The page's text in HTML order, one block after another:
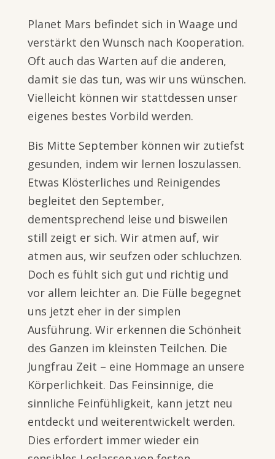
Planet Mars befindet sich in Waage und
verstärkt den Wunsch nach Kooperation.
Oft auch das Warten auf die anderen,
damit sie das tun, was wir uns wünschen.
Vielleicht können wir stattdessen unser
eigenes bestes Vorbild werden.
Bis Mitte September können wir zutiefst
gesunden, indem wir lernen loszulassen.
Etwas Klösterliches und Reinigendes
begleitet den September,
dementsprechend leise und bisweilen
still zeigt er sich. Wir atmen auf, wir
atmen aus, wir seufzen oder schluchzen.
Doch es fühlt sich gut und richtig und
vor allem leichter an. Die Fülle begegnet
uns jetzt eher in der simplen
Ausführung. Wir erkennen die Schönheit
des Ganzen im kleinsten Teilchen. Die
Jungfrau Zeit – eine Hommage an unsere
Körperlichkeit. Das Feinsinnige, die
sinnliche Feinfühligkeit, kann jetzt neu
entdeckt und weiterentwickelt werden.
Dies erfordert immer wieder ein